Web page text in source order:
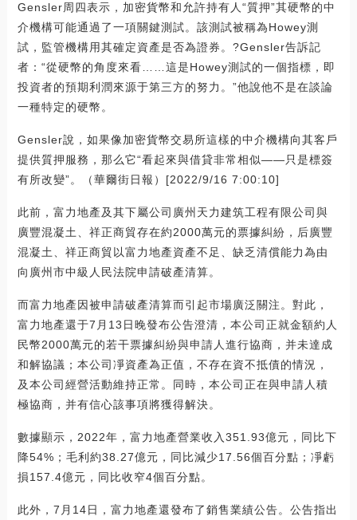
Gensler周四表示，加密貨幣和允許持有人“質押”其硬幣的中
介機構可能通過了一項關鍵測試。該測試被稱為Howey測
試，監管機構用其確定資產是否為證券。?Gensler告訴記
者：“從硬幣的角度來看……這是Howey測試的一個指標，即
投資者的預期利潤來源于第三方的努力。”他說他不是在談論
一種特定的硬幣。
Gensler說，如果像加密貨幣交易所這樣的中介機構向其客戶
提供質押服務，那么它“看起來與借貸非常相似——只是標簽
有所改變”。（華爾街日報）[2022/9/16 7:00:10]
此前，富力地產及其下屬公司廣州天力建筑工程有限公司與
廣豐混凝土、祥正商貿存在約2000萬元的票據糾紛，后廣豐
混凝土、祥正商貿以富力地產資產不足、缺乏清償能力為由
向廣州市中級人民法院申請破產清算。
而富力地產因被申請破產清算而引起市場廣泛關注。對此，
富力地產還于7月13日晚發布公告澄清，本公司正就金額約人
民幣2000萬元的若干票據糾紛與申請人進行協商，并未達成
和解協議；本公司凈資產為正值，不存在資不抵債的情況，
及本公司經營活動維持正常。同時，本公司正在與申請人積
極協商，并有信心該事項將獲得解決。
數據顯示，2022年，富力地產營業收入351.93億元，同比下
降54%；毛利約38.27億元，同比減少17.56個百分點；凈虧
損157.4億元，同比收窄4個百分點。
此外，7月14日，富力地產還發布了銷售業績公告。公告指出